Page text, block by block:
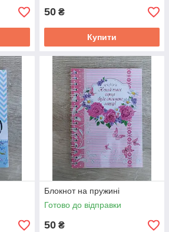
50 ₴
Купити
Блокнот на пружині
Готово до відправки
50 ₴